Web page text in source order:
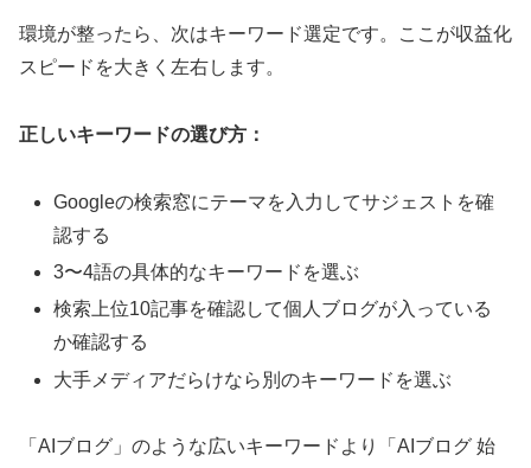
環境が整ったら、次はキーワード選定です。ここが収益化
スピードを大きく左右します。
正しいキーワードの選び方：
Googleの検索窓にテーマを入力してサジェストを確
認する
3〜4語の具体的なキーワードを選ぶ
検索上位10記事を確認して個人ブログが入っている
か確認する
大手メディアだらけなら別のキーワードを選ぶ
「AIブログ」のような広いキーワードより「AIブログ 始